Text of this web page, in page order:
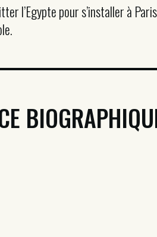
l’Egypte pour s’installer à